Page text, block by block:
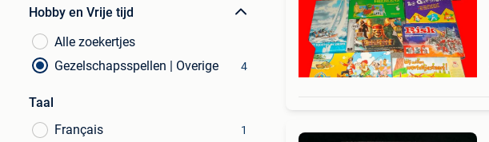
Hobby en Vrije tijd
Alle zoekertjes
Gezelschapsspellen | Overige
4
Taal
Français
1